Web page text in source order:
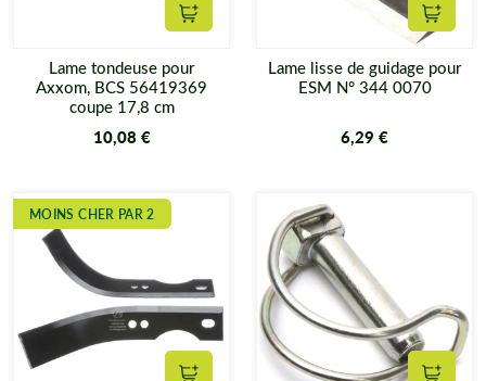
Ajouter au panier
Lame tondeuse pour
Axxom, BCS 56419369
coupe 17,8 cm
10,08 €
Lame lisse de guidage pour
ESM N° 344 0070
6,29 €
MOINS CHER PAR 2